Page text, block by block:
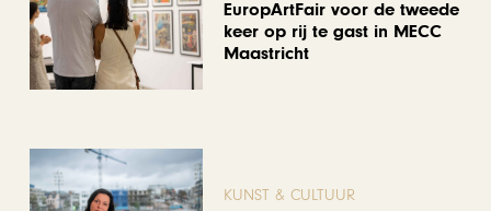
EuropArtFair voor de tweede
keer op rij te gast in MECC
Maastricht
KUNST & CULTUUR